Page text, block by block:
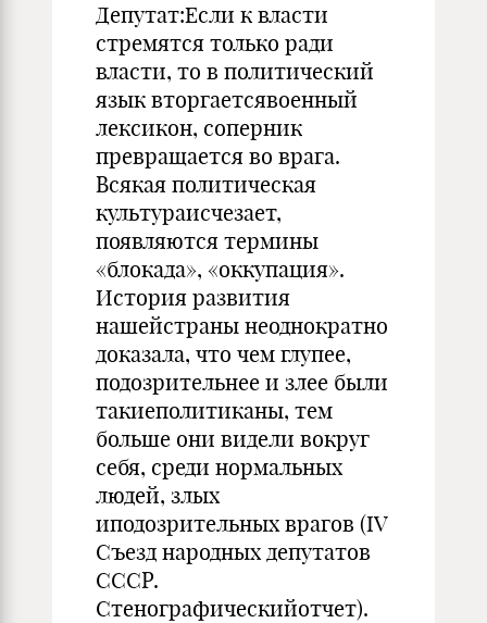
Депутат:Если к власти
стремятся только ради
власти, то в политический
язык вторгаетсявоенный
лексикон, соперник
превращается во врага.
Всякая политическая
культураисчезает,
появляются термины
«блокада», «оккупация».
История развития
нашейстраны неоднократно
доказала, что чем глупее,
подозрительнее и злее были
такиеполитиканы, тем
больше они видели вокруг
себя, среди нормальных
людей, злых
иподозрительных врагов (IV
Съезд народных депутатов
СССР.
Стенографическийотчет).